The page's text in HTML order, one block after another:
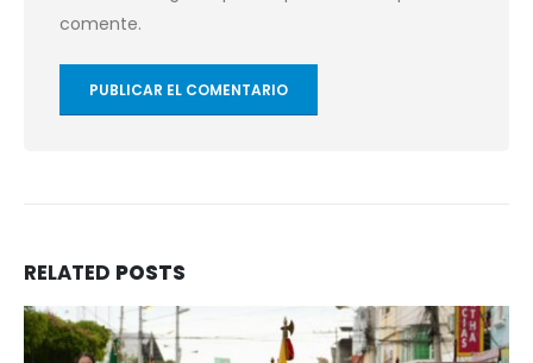
comente.
RELATED POSTS